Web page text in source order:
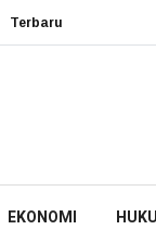
Terbaru
EKONOMI